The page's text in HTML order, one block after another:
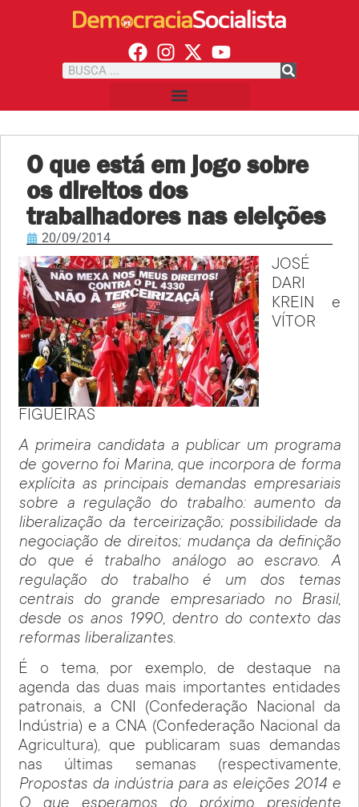
O que está em jogo sobre
os direitos dos
trabalhadores nas eleições
20/09/2014
JOSÉ
DARI
KREIN e
VÍTOR
FIGUEIRAS
A primeira candidata a publicar um programa
de governo foi Marina, que incorpora de forma
explícita as principais demandas empresariais
sobre a regulação do trabalho: aumento da
liberalização da terceirização; possibilidade da
negociação de direitos; mudança da definição
do que é trabalho análogo ao escravo. A
regulação do trabalho é um dos temas
centrais do grande empresariado no Brasil,
desde os anos 1990, dentro do contexto das
reformas liberalizantes.
É o tema, por exemplo, de destaque na
agenda das duas mais importantes entidades
patronais, a CNI (Confederação Nacional da
Indústria) e a CNA (Confederação Nacional da
Agricultura), que publicaram suas demandas
nas últimas semanas (respectivamente,
Propostas da indústria para as eleições 2014 e